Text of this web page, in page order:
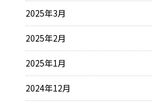
2025年3月
2025年2月
2025年1月
2024年12月